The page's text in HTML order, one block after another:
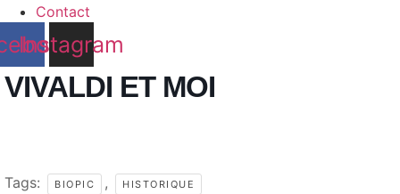
Contact
Instagram
VIVALDI ET MOI
Tags: BIOPIC , HISTORIQUE